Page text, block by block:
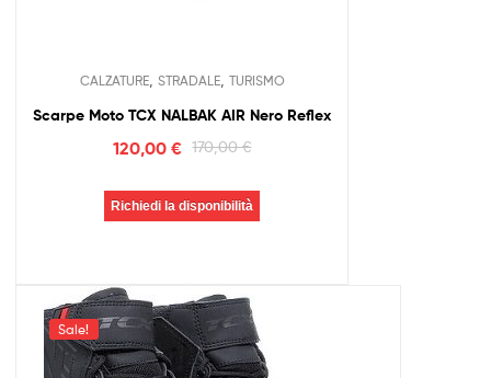
CALZATURE, STRADALE, TURISMO
Scarpe Moto TCX NALBAK AIR Nero Reflex
170,00€
120,00 €
Richiedi la disponibilità
Sale!